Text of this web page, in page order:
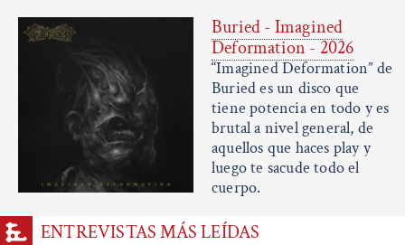
Buried - Imagined
Deformation - 2026
“Imagined Deformation” de
Buried es un disco que
tiene potencia en todo y es
brutal a nivel general, de
aquellos que haces play y
luego te sacude todo el
cuerpo.
ENTREVISTAS MÁS LEÍDAS